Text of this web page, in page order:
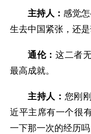
主持人： 感觉
生去中国紧张，还
通伦： 这二者
最高成就。
主持人： 您刚
近平主席有一个很
一下那一次的经历吗